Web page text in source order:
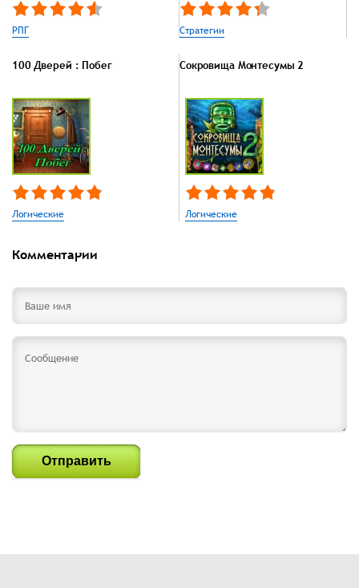
РПГ Стратегии
100 Дверей : Побег
Логические
Сокровища Монтесумы 2
Логические
Комментарии
Отправить